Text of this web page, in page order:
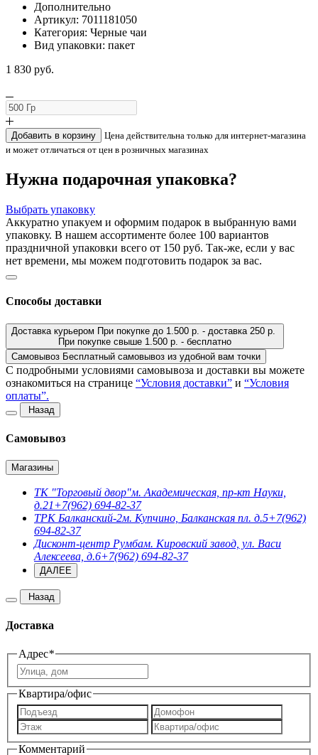
Дополнительно
Артикул: 7011181050
Категория: Черные чаи
Вид упаковки: пакет
1 830 руб.
Добавить в корзину
Цена действительна только для интернет-магазина
и может отличаться от цен в розничных магазинах
Нужна подарочная упаковка?
Выбрать упаковку
Аккуратно упакуем и оформим подарок в выбранную вами
упаковку. В нашем ассортименте более 100 вариантов
праздничной упаковки всего от 150 руб. Так-же, если у вас
нет времени, мы можем подготовить подарок за вас.
Способы доставки
Доставка курьером При покупке до 1.500 р. - доставка 250 р.
При покупке свыше 1.500 р. - бесплатно
Самовывоз Бесплатный самовывоз из удобной вам точки
C подробными условиями самовывоза и доставки вы можете
ознакомиться на странице “Условия доставки” и “Условия
оплаты”.
Назад
Самовывоз
Магазины
ТК "Торговый двор"м. Академическая, пр-кт Науки,
д.21+7(962) 694-82-37
ТРК Балканский-2м. Купчино, Балканская пл. д.5+7(962)
694-82-37
Дисконт-центр Румбам. Кировский завод, ул. Васи
Алексеева, д.6+7(962) 694-82-37
ДАЛЕЕ
Назад
Доставка
Адрес*
Квартира/офис
Комментарий